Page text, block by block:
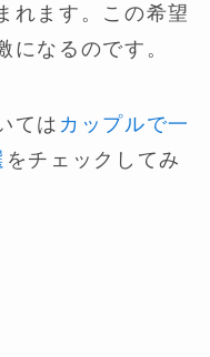
れます。この希望
になるのです。
ては カップルで一
をチェックしてみ